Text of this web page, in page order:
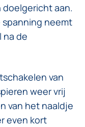
aan.
neemt
na de
van
weer vrij
van het naaldje
even kort